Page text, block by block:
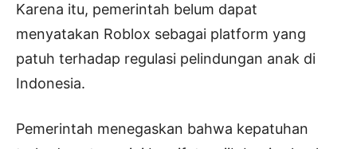
Karena itu, pemerintah belum dapat
menyatakan Roblox sebagai platform yang
patuh terhadap regulasi pelindungan anak di
Indonesia.
Pemerintah menegaskan bahwa kepatuhan